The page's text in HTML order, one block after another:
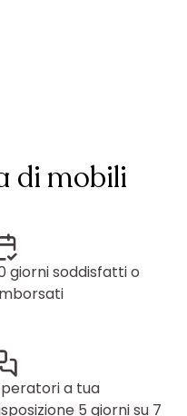
di mobili
giorni soddisfatti o
a tua
5 giorni su 7